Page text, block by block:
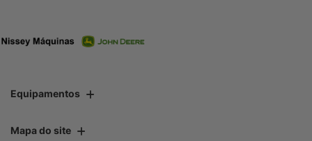
Equipamentos
Mapa do site